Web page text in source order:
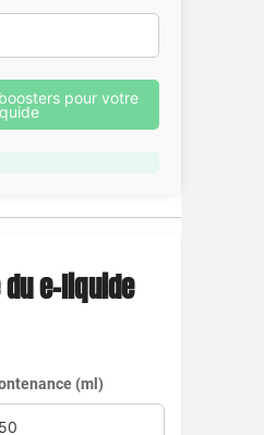
pour votre
e-liquide
(ml)